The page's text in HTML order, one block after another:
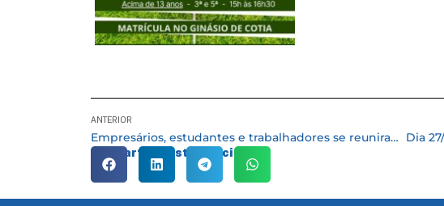
ANTERIOR
Empresários, estudantes e trabalhadores se reuniram para aprender sobre economia global e impactos locais
Compartilhe esta notícia: